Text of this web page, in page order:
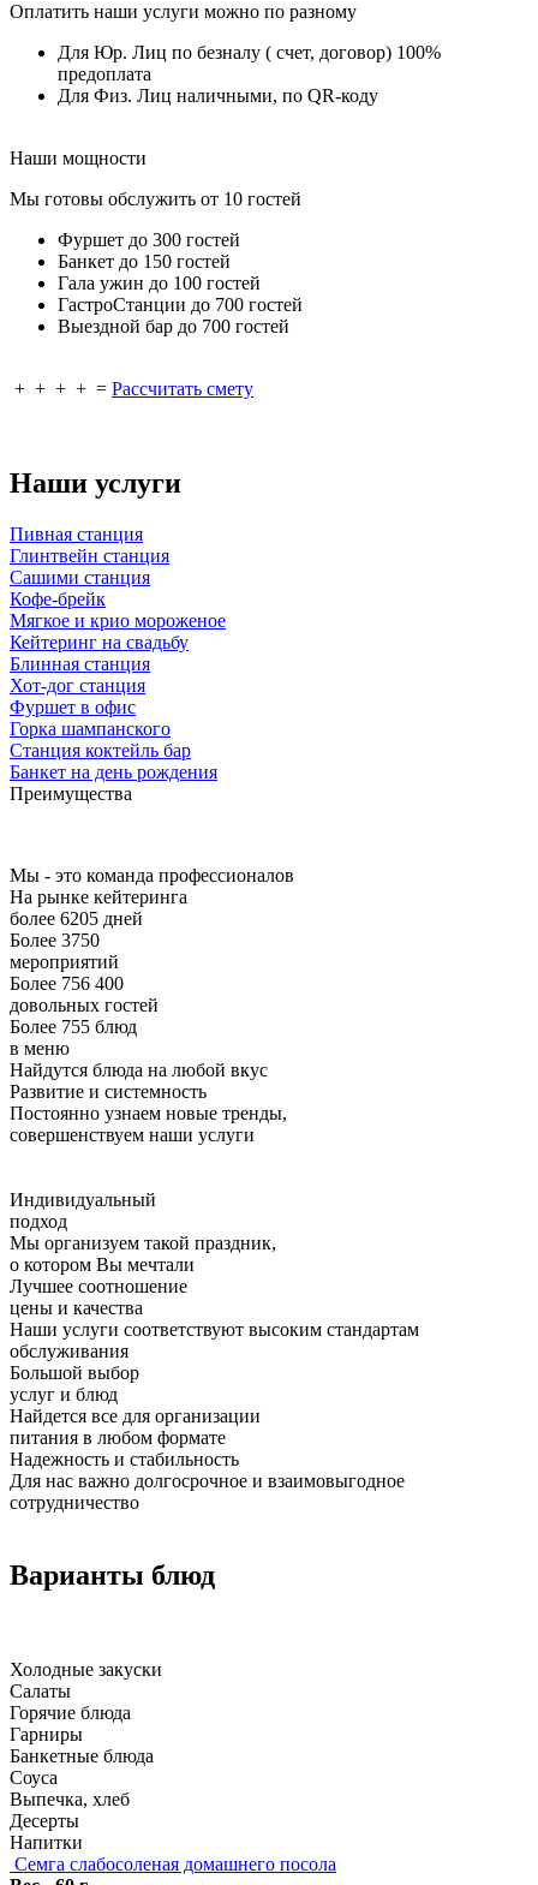
Оплатить наши услуги можно по разному
Для Юр. Лиц по безналу ( счет, договор) 100%
предоплата
Для Физ. Лиц наличными, по QR-коду
Наши мощности
Мы готовы обслужить от 10 гостей
Фуршет до 300 гостей
Банкет до 150 гостей
Гала ужин до 100 гостей
ГастроСтанции до 700 гостей
Выездной бар до 700 гостей
+ + + + = Рассчитать смету
Наши услуги
Пивная станция
Глинтвейн станция
Сашими станция
Кофе-брейк
Мягкое и крио мороженое
Кейтеринг на свадьбу
Блинная станция
Хот-дог станция
Фуршет в офис
Горка шампанского
Станция коктейль бар
Банкет на день рождения
Преимущества
Мы - это команда профессионалов
На рынке кейтеринга
более 6205 дней
Более 3750
мероприятий
Более 756 400
довольных гостей
Более 755 блюд
в меню
Найдутся блюда на любой вкус
Развитие и системность
Постоянно узнаем новые тренды,
совершенствуем наши услуги
Индивидуальный
подход
Мы организуем такой праздник,
о котором Вы мечтали
Лучшее соотношение
цены и качества
Наши услуги соответствуют высоким стандартам
обслуживания
Большой выбор
услуг и блюд
Найдется все для организации
питания в любом формате
Надежность и стабильность
Для нас важно долгосрочное и взаимовыгодное
сотрудничество
Варианты блюд
Холодные закуски
Салаты
Горячие блюда
Гарниры
Банкетные блюда
Соуса
Выпечка, хлеб
Десерты
Напитки
Семга слабосоленая домашнего посола